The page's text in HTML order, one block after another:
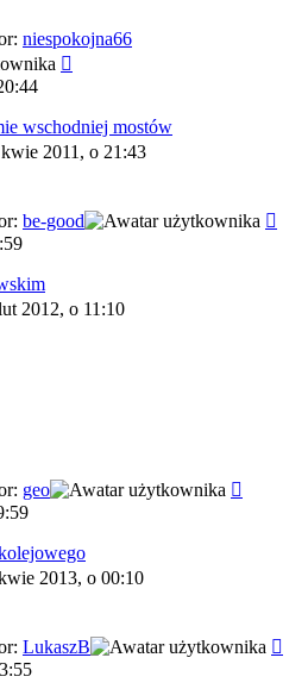
niespokojna66
wschodniej mostów
2011, o 21:43
be-good
2012, o 11:10
geo
2013, o 00:10
LukaszB